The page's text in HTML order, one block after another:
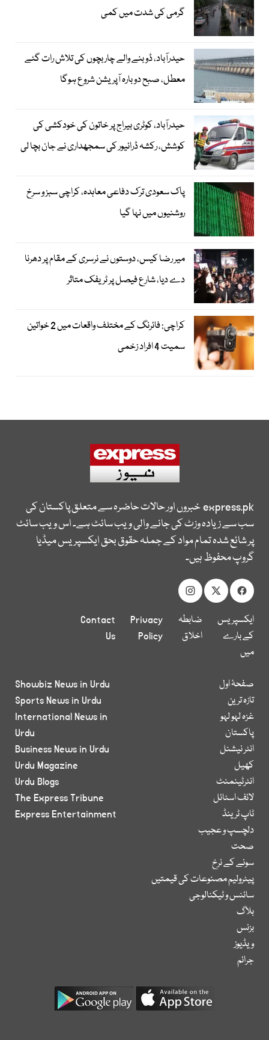
گرمی کی شدت میں کمی
حیدرآباد، ڈوبنے والے چار بچوں کی تلاش رات گئے
معطل، صبح دوبارہ آپریشن شروع ہوگا
حیدرآباد، کوٹری بیراج پر خاتون کی خودکشی کی
کوشش، رکشہ ڈرائیور کی سمجھداری نے جان بچا لی
پاک سعودی ترک دفاعی معاہدہ، کراچی سبز و سرخ
روشنیوں میں نہا گیا
میر رضا کیس، دوستوں نے نرسری کے مقام پر دھرنا
دے دیا، شارع فیصل پر ٹریفک متاثر
کراچی: فائرنگ کے مختلف واقعات میں 2 خواتین
سمیت 4 افراد زخمی
express.pkخبروں اور حالات حاضرہ سے متعلق پاکستان کی
سب سے زیادہ وزٹ کی جانے والی ویب سائٹ ہے۔ اس ویب سائٹ
پر شائع شدہ تمام مواد کے جملہ حقوق بحق ایکسپریس میڈیا
گروپ محفوظ ہیں۔
ایکسپریس
کے بارے
میں
ضابطہ
اخلاق
Privacy
Policy
Contact
Us
صفحۂ اول
تازہ ترین
غزہ لہو لہو
پاکستان
انٹر نیشنل
کھیل
انٹرٹینمنٹ
لائف اسٹائل
ٹاپ ٹرینڈ
دلچسپ و عجیب
صحت
سونے کے نرخ
پیٹرولیم مصنوعات کی قیمتیں
سائنس و ٹیکنالوجی
بلاگ
بزنس
ویڈیوز
جرائم
Showbiz News in Urdu
Sports News in Urdu
International News in
Urdu
Business News in Urdu
Urdu Magazine
Urdu Blogs
The Express Tribune
Express Entertainment